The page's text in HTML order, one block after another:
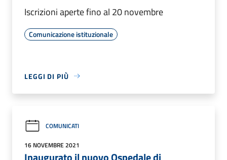
Iscrizioni aperte fino al 20 novembre
Comunicazione istituzionale
LEGGI DI PIÙ
COMUNICATI
16 NOVEMBRE 2021